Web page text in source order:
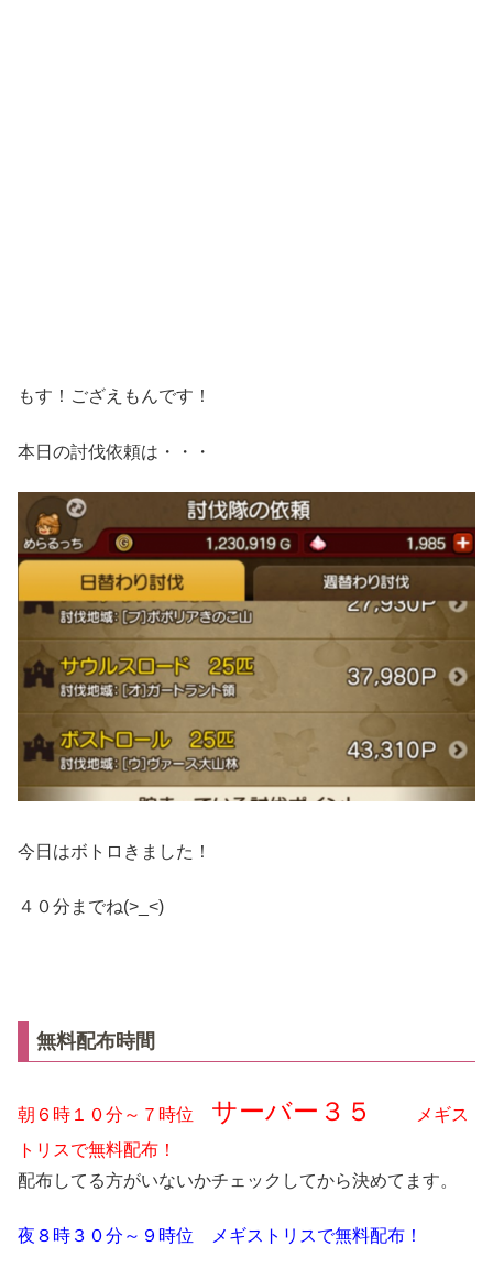
もす！ござえもんです！
本日の討伐依頼は・・・
今日はボトロきました！
４０分までね(>_<)
無料配布時間
朝６時１０分～７時位 サーバー３５
メギス
トリスで無料配布！
配布してる方がいないかチェックしてから決めてます。
夜８時３０分～９時位 メギストリスで無料配布！